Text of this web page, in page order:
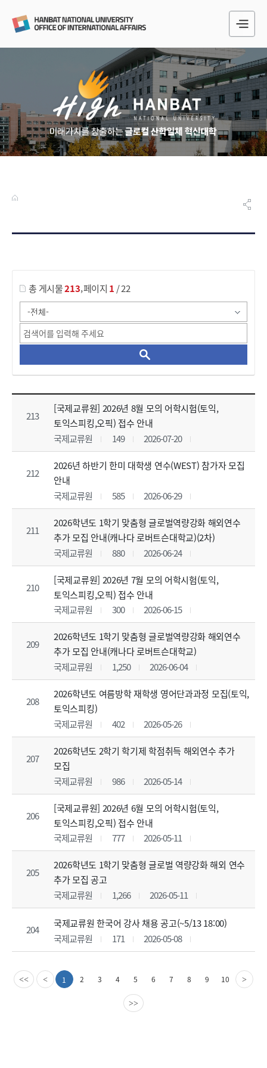
메
뉴
총 게시물213,페이지 1 / 22
Study at HBNU_Notice 목록 으로 번호, 제목, 작성자, 조회수, 등록 일, 첨부파일로 나열 되고 있습니다.
213
[국제교류원] 2026년 8월 모의 어학시험(토익,
토익스피킹,오픽) 접수 안내
국제교류원
149 2026-07-20
212
2026년 하반기 한미 대학생 연수(WEST) 참가자 모집
안내
국제교류원
585 2026-06-29
211
2026학년도 1학기 맞춤형 글로벌역량강화 해외연수
추가 모집 안내(캐나다 로버트슨대학교)(2차)
국제교류원
880 2026-06-24
210
[국제교류원] 2026년 7월 모의 어학시험(토익,
토익스피킹,오픽) 접수 안내
국제교류원
300 2026-06-15
209
2026학년도 1학기 맞춤형 글로벌역량강화 해외연수
추가 모집 안내(캐나다 로버트슨대학교)
국제교류원
1,250 2026-06-04
208
2026학년도 여름방학 재학생 영어단과과정 모집(토익,
토익스피킹)
국제교류원
402 2026-05-26
207
2026학년도 2학기 학기제 학점취득 해외연수 추가
모집
국제교류원
986 2026-05-14
206
[국제교류원] 2026년 6월 모의 어학시험(토익,
토익스피킹,오픽) 접수 안내
국제교류원
777 2026-05-11
205
2026학년도 1학기 맞춤형 글로벌 역량강화 해외 연수
추가 모집 공고
국제교류원
1,266 2026-05-11
204
국제교류원 한국어 강사 채용 공고(~5/13 18:00)
국제교류원
171 2026-05-08
<< <이
전
1 2 3 4 5 6 7 8 9 10 > 다
음
>>